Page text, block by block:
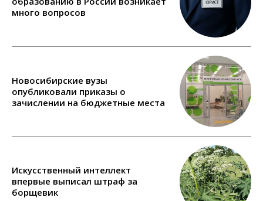
много вопросов
Новосибирские вузы
опубликовали приказы о
зачислении на бюджетные места
Искусственный интеллект
впервые выписал штраф за
борщевик